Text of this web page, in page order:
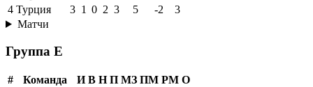
4 Турция 3 1 0 2 3 5 -2
3
Матчи
Группа E
# Команда И В Н П МЗ ПМ РМ О